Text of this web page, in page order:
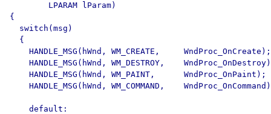
        LPARAM lParam)
{
  switch(msg)
  {
    HANDLE_MSG(hWnd, WM_CREATE,     WndProc_OnCreate);
HANDLE_MSG(hWnd, WM_DESTROY,
    HANDLE_MSG(hWnd, WM_PAINT,      WndProc_OnPaint);
HANDLE_MSG(hWnd, WM_COMMAND,
    default: